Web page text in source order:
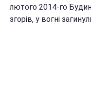
лютого 2014-го
згорів, у вогні